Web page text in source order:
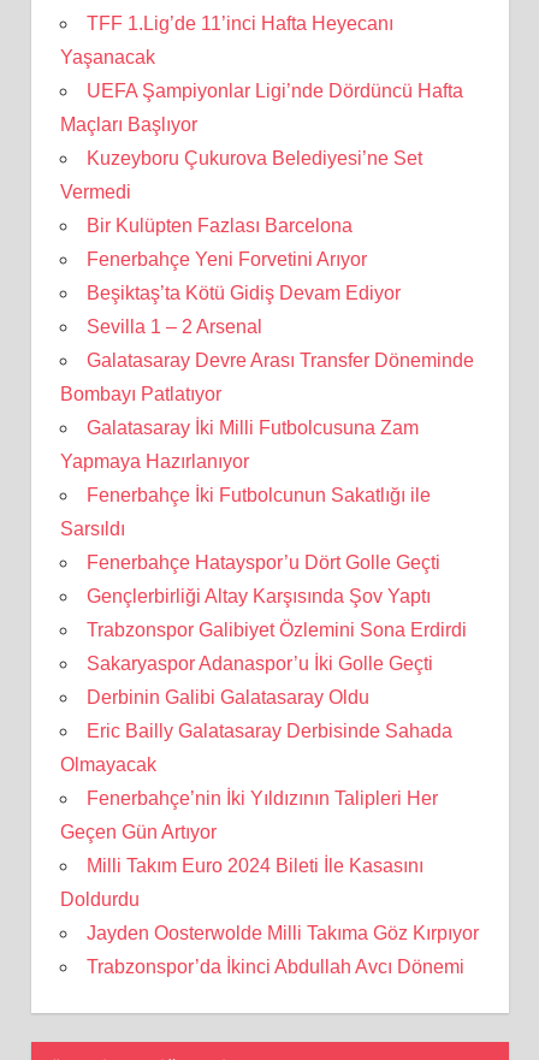
TFF 1.Lig’de 11’inci Hafta Heyecanı
Yaşanacak
UEFA Şampiyonlar Ligi’nde Dördüncü Hafta
Maçları Başlıyor
Kuzeyboru Çukurova Belediyesi’ne Set
Vermedi
Bir Kulüpten Fazlası Barcelona
Fenerbahçe Yeni Forvetini Arıyor
Beşiktaş’ta Kötü Gidiş Devam Ediyor
Sevilla 1 – 2 Arsenal
Galatasaray Devre Arası Transfer Döneminde
Bombayı Patlatıyor
Galatasaray İki Milli Futbolcusuna Zam
Yapmaya Hazırlanıyor
Fenerbahçe İki Futbolcunun Sakatlığı ile
Sarsıldı
Fenerbahçe Hatayspor’u Dört Golle Geçti
Gençlerbirliği Altay Karşısında Şov Yaptı
Trabzonspor Galibiyet Özlemini Sona Erdirdi
Sakaryaspor Adanaspor’u İki Golle Geçti
Derbinin Galibi Galatasaray Oldu
Eric Bailly Galatasaray Derbisinde Sahada
Olmayacak
Fenerbahçe’nin İki Yıldızının Talipleri Her
Geçen Gün Artıyor
Milli Takım Euro 2024 Bileti İle Kasasını
Doldurdu
Jayden Oosterwolde Milli Takıma Göz Kırpıyor
Trabzonspor’da İkinci Abdullah Avcı Dönemi